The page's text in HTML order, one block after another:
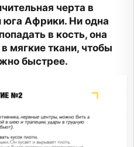
черта в
юга Африки. Ни одна
в кость, она
мягкие ткани, чтобы
быстрее.